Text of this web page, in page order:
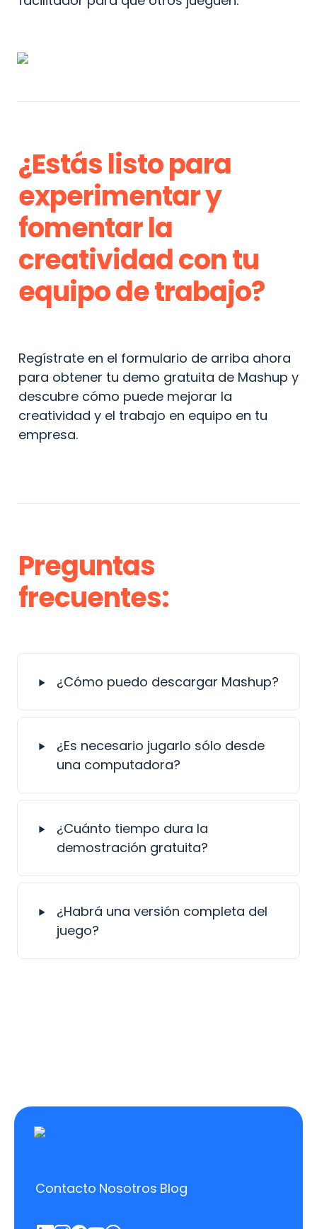
¿Estás listo para
experimentar y
fomentar la
creatividad con tu
equipo de trabajo?
Regístrate en el formulario de arriba ahora
para obtener tu demo gratuita de Mashup y
descubre cómo puede mejorar la
creatividad y el trabajo en equipo en tu
empresa.
Preguntas
frecuentes:
‣ ¿Cómo puedo descargar Mashup?
‣
¿Es necesario jugarlo sólo desde
una computadora?
‣
¿Cuánto tiempo dura la
demostración gratuita?
‣
¿Habrá una versión completa del
juego?
Contacto Nosotros Blog